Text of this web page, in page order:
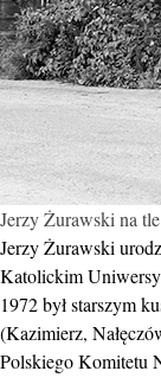
Jerzy Żurawski na
Jerzy Żurawski
Katolickim
1972 był starszym
(Kazimierz,
Polskiego Komitetu